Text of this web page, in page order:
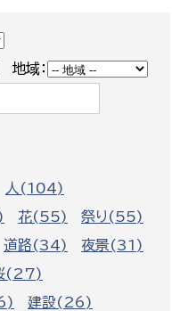
地域：
人(104)
花(55)
祭り(55)
道路(34)
夜景(31)
(27)
建設(26)